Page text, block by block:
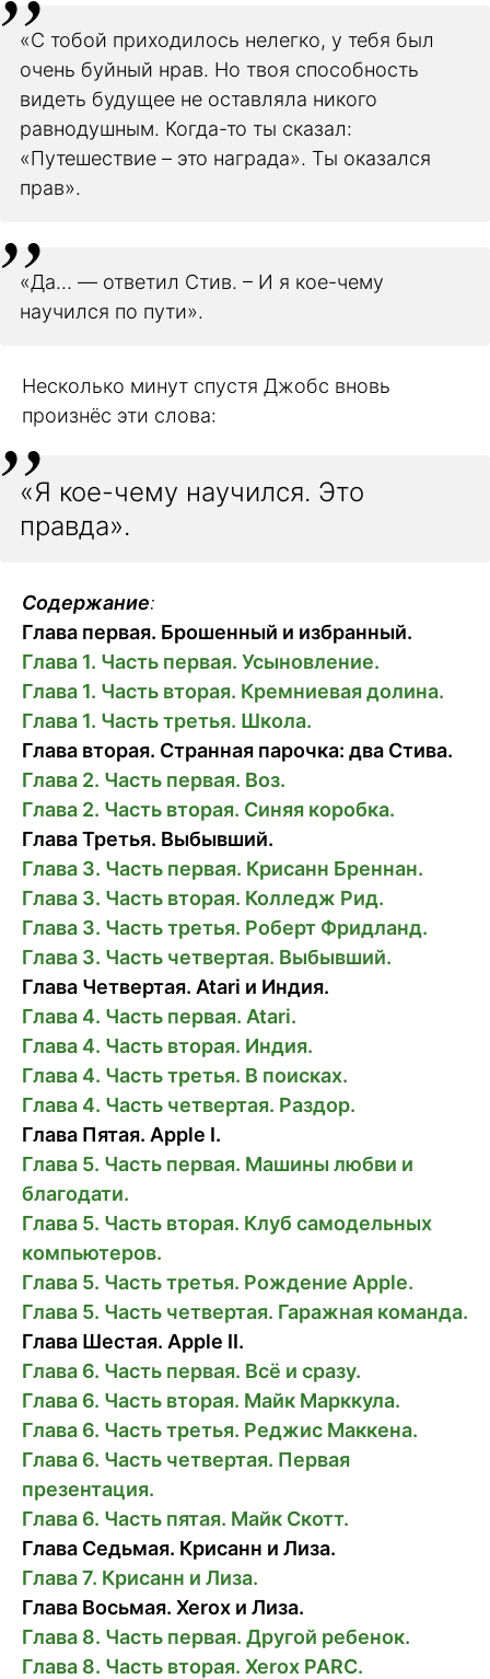
«С тобой приходилось нелегко, у тебя был
очень буйный нрав. Но твоя способность
видеть будущее не оставляла никого
равнодушным. Когда-то ты сказал:
«Путешествие – это награда». Ты оказался
прав».
«Да… — ответил Стив. – И я кое-чему
научился по пути».
Несколько минут спустя Джобс вновь
произнёс эти слова:
«Я кое-чему научился. Это
правда».
Содержание:
Глава первая. Брошенный и избранный.
Глава 1. Часть первая. Усыновление.
Глава 1. Часть вторая. Кремниевая долина.
Глава 1. Часть третья. Школа.
Глава вторая. Странная парочка: два Стива.
Глава 2. Часть первая. Воз.
Глава 2. Часть вторая. Синяя коробка.
Глава Третья. Выбывший.
Глава 3. Часть первая. Крисанн Бреннан.
Глава 3. Часть вторая. Колледж Рид.
Глава 3. Часть третья. Роберт Фридланд.
Глава 3. Часть четвертая. Выбывший.
Глава Четвертая. Atari и Индия.
Глава 4. Часть первая. Atari.
Глава 4. Часть вторая. Индия.
Глава 4. Часть третья. В поисках.
Глава 4. Часть четвертая. Раздор.
Глава Пятая. Apple I.
Глава 5. Часть первая. Машины любви и
благодати.
Глава 5. Часть вторая. Клуб самодельных
компьютеров.
Глава 5. Часть третья. Рождение Apple.
Глава 5. Часть четвертая. Гаражная команда.
Глава Шестая. Apple II.
Глава 6. Часть первая. Всё и сразу.
Глава 6. Часть вторая. Майк Марккула.
Глава 6. Часть третья. Реджис Маккена.
Глава 6. Часть четвертая. Первая
презентация.
Глава 6. Часть пятая. Майк Скотт.
Глава Седьмая. Крисанн и Лиза.
Глава 7. Крисанн и Лиза.
Глава Восьмая. Xerox и Лиза.
Глава 8. Часть первая. Другой ребенок.
Глава 8. Часть вторая. Xerox PARC.